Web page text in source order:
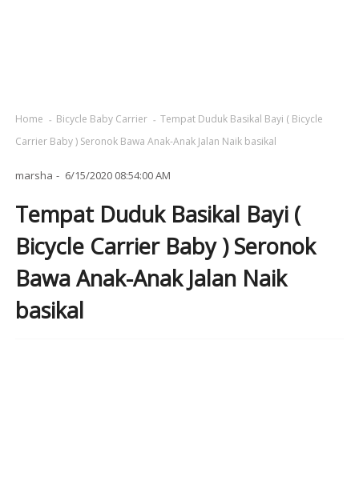
Home Bicycle Baby Carrier
Tempat Duduk Basikal Bayi ( Bicycle
Carrier Baby ) Seronok Bawa Anak-Anak Jalan Naik basikal
marsha 6/15/2020 08:54:00 AM
Tempat Duduk Basikal Bayi (
Bicycle Carrier Baby ) Seronok
Bawa Anak-Anak Jalan Naik
basikal